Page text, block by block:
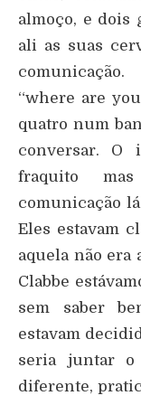
almoço, e dois
ali as suas
“where are
quatro num
conversar. O
fraquito
comunicação
Eles estavam
aquela não era
Clabbe
sem saber
estavam
seria juntar o
diferente,